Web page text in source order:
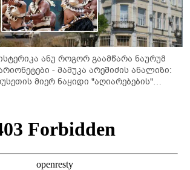
ანუ როგორ გაამწარა ნაურუმ
- მამუკა არეშიძის ანალიზი:
მიერ ნაყიდი "აღიარებების"